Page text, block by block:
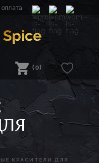
(0)
КРАСИТЕЛИ ДЛЯ